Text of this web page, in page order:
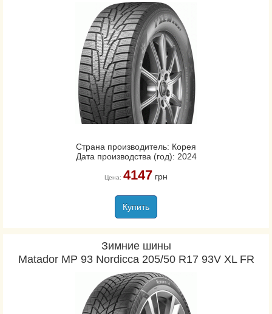
Страна производитель: Корея
Дата производства (год): 2024
Цена: 4147грн
Купить
Зимние шины
Matador MP 93 Nordicca 205/50 R17 93V XL FR